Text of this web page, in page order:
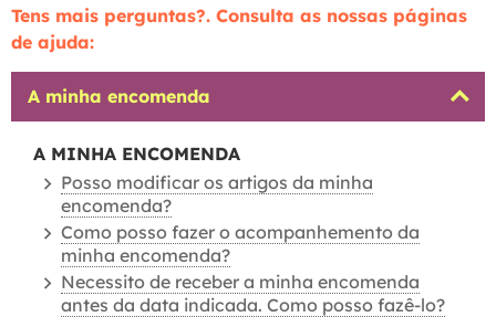
Tens mais perguntas?. Consulta as nossas páginas
de ajuda:
A minha encomenda
A MINHA ENCOMENDA
Posso modificar os artigos da minha
encomenda?
Como posso fazer o acompanhemento da
minha encomenda?
Necessito de receber a minha encomenda
antes da data indicada. Como posso fazê-lo?